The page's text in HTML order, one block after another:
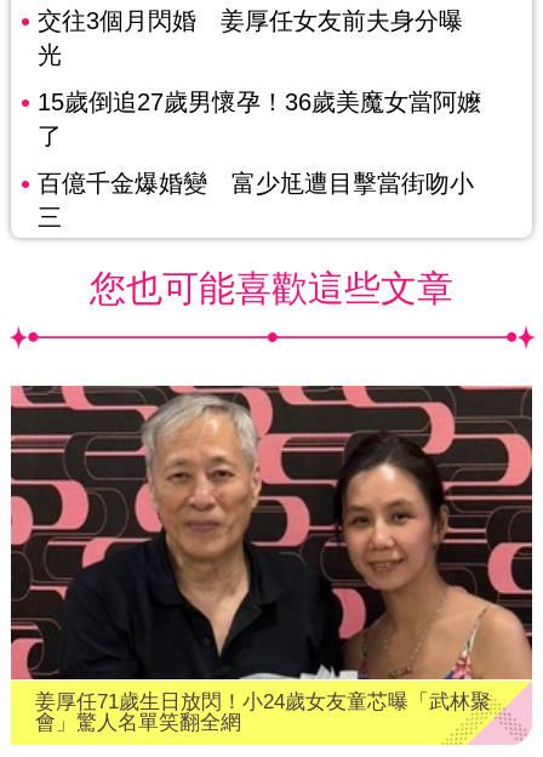
交往3個月閃婚 姜厚任女友前夫身分曝
光
15歲倒追27歲男懷孕！36歲美魔女當阿嬤
了
百億千金爆婚變 富少尪遭目擊當街吻小
三
您也可能喜歡這些文章
姜厚任71歲生日放閃！小24歲女友童芯曝「武林聚
會」驚人名單笑翻全網